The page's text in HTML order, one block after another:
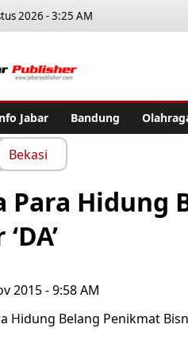
2026 - 3:25 AM
Jabar Bandung
Bekasi
Para Hidung
2015 - 9:58 AM